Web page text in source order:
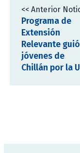
<< Anterior
Programa de
Extensión
Relevante
jóvenes de
Chillán por la